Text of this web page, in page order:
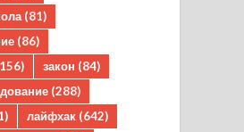
(81)
(86)
закон (84)
(288)
лайфхак (642)